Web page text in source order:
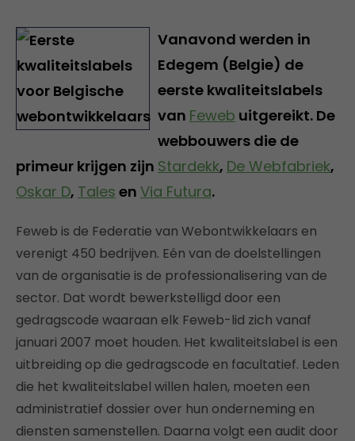
Vanavond werden in
Edegem (Belgie) de
eerste kwaliteitslabels
van Feweb uitgereikt. De
webbouwers die de
primeur krijgen zijn Stardekk, De Webfabriek,
Oskar D, Tales en Via Futura.
Feweb is de Federatie van Webontwikkelaars en
verenigt 450 bedrijven. Eén van de doelstellingen
van de organisatie is de professionalisering van de
sector. Dat wordt bewerkstelligd door een
gedragscode waaraan elk Feweb-lid zich vanaf
januari 2007 moet houden. Het kwaliteitslabel is een
uitbreiding op die gedragscode en facultatief. Leden
die het kwaliteitslabel willen halen, moeten een
administratief dossier over hun onderneming en
diensten samenstellen. Daarna volgt een audit door